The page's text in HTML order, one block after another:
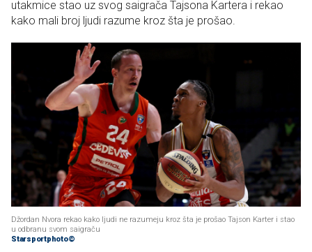
utakmice stao uz svog saigrača Tajsona Kartera i rekao
kako mali broj ljudi razume kroz šta je prošao.
Džordan Nvora rekao kako ljudi ne razumeju kroz šta je prošao Tajson Karter i stao
u odbranu svom saigraču
Starsportphoto©